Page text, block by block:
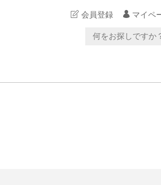
会員登録 マイペ